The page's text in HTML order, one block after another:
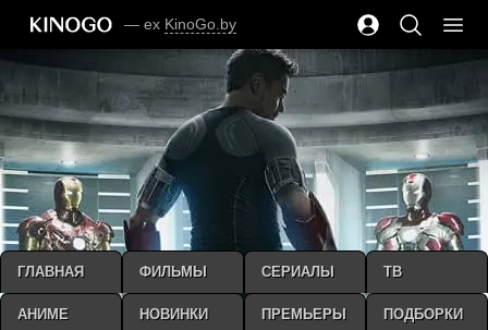
— ex KinoGo.by
ГЛАВНАЯ ФИЛЬМЫ СЕРИАЛЫ ТВ
АНИМЕ НОВИНКИ ПРЕМЬЕРЫ ПОДБОРКИ